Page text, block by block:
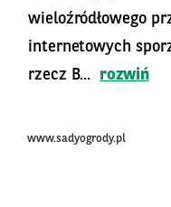
wieloźródłowego
internetowych
rzecz B...
rozwiń
www.sadyogrody.pl